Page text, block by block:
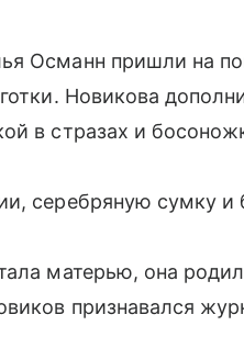
Османн пришли на
Новикова
в стразах и
серебряную сумку и
матерью, она
признавался